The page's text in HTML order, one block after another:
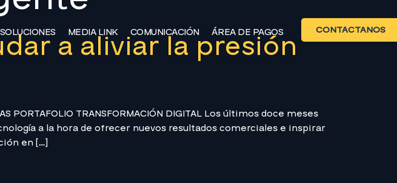
SOLUCIONES MEDIA LINK COMUNICACIÓN ÁREA DE PAGOS CONTÁCTANOS
a aliviar la presión
TRANSFORMACIÓN DIGITAL Los últimos doce meses
a la hora de ofrecer nuevos resultados comerciales e inspirar
en […]